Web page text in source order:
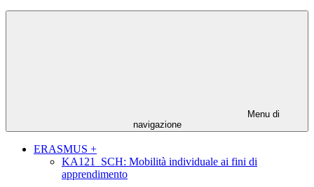
Menu di
navigazione
ERASMUS +
KA121_SCH: Mobilità individuale ai fini di
apprendimento